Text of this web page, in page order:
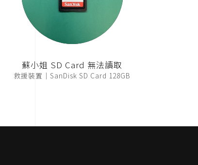
蘇小姐 SD Card 無法讀取
救援裝置｜SanDisk SD Card 128GB